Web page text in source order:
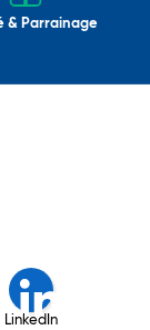
& Parrainage
LinkedIn